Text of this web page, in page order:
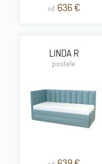
od 636 €
LINDA R
postele